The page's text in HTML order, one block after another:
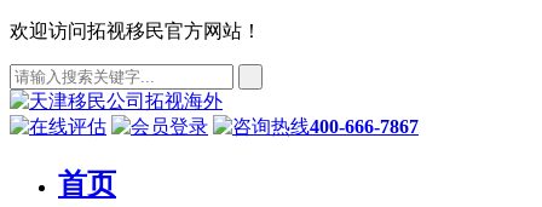
欢迎访问拓视移民官方网站！
400-666-7867
首页